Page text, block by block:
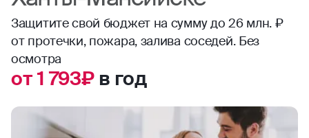
Защитите свой бюджет на сумму до 26 млн. ₽
от протечки, пожара, залива соседей. Без
осмотра
от 1 793₽в год